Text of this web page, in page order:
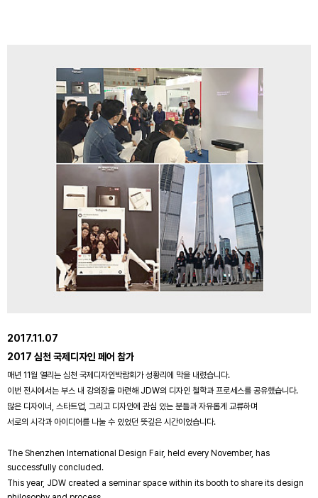
2017.11.07
2017 심천 국제디자인 페어 참가
매년 11월 열리는 심천 국제디자인박람회가 성황리에 막을 내렸습니다.
이번 전시에서는 부스 내 강의장을 마련해 JDW의 디자인 철학과 프로세스를 공유했습니다.
많은 디자이너, 스타트업, 그리고 디자인에 관심 있는 분들과 자유롭게 교류하며
서로의 시각과 아이디어를 나눌 수 있었던 뜻깊은 시간이었습니다.
The Shenzhen International Design Fair, held every November, has
successfully concluded.
This year, JDW created a seminar space within its booth to share its design